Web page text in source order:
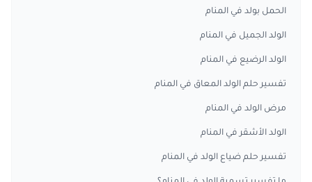
الحمل بولد في المنام
الولد الجميل في المنام
الولد الرضيع في المنام
تفسير حلم الولد المعاق في المنام
مرض الولد في المنام
الولد الأشقر في المنام
تفسير حلم ضياع الولد في المنام